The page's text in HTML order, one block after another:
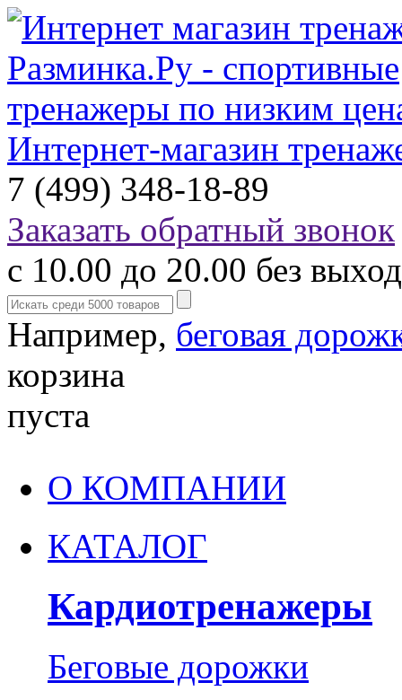
Интернет-магазин
7 (499) 348-18-89
Заказать обратный звонок
с 10.00 до 20.00 без
Например, беговая
корзина
пуста
О КОМПАНИИ
КАТАЛОГ
Кардиотренажеры
Беговые дорожки